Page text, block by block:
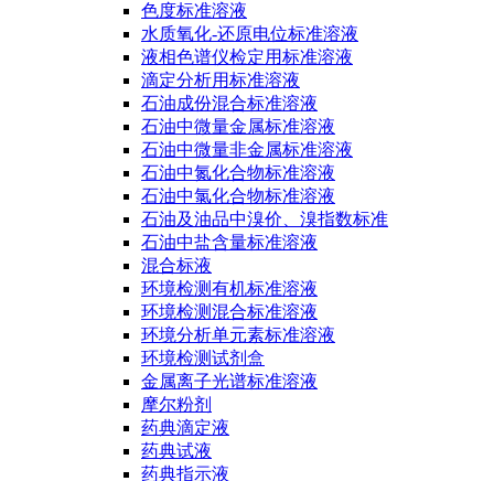
色度标准溶液
水质氧化-还原电位标准溶液
液相色谱仪检定用标准溶液
滴定分析用标准溶液
石油成份混合标准溶液
石油中微量金属标准溶液
石油中微量非金属标准溶液
石油中氮化合物标准溶液
石油中氯化合物标准溶液
石油及油品中溴价、溴指数标准
石油中盐含量标准溶液
混合标液
环境检测有机标准溶液
环境检测混合标准溶液
环境分析单元素标准溶液
环境检测试剂盒
金属离子光谱标准溶液
摩尔粉剂
药典滴定液
药典试液
药典指示液